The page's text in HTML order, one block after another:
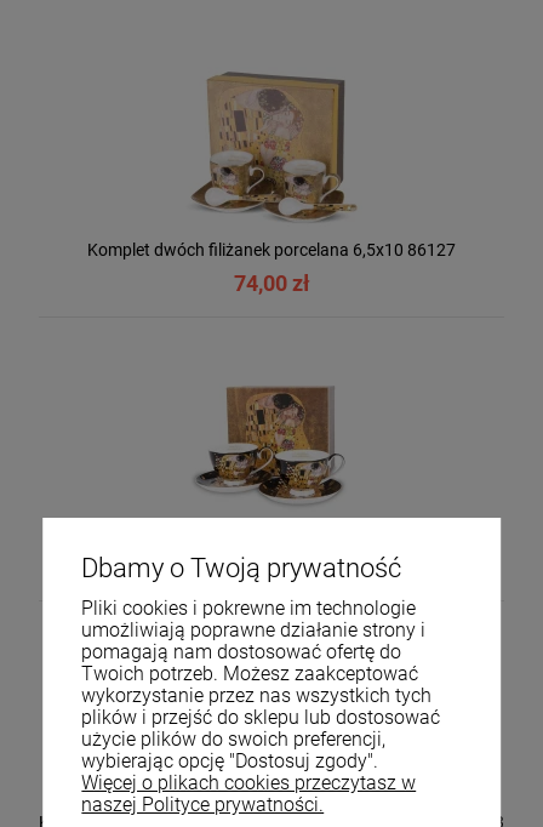
Komplet dwóch filiżanek porcelana 6,5x10 86127
74,00 zł
99,00 zł
Kpl. dwóch kubków porcelana Gustav Klimt 10,5x11,5 130953
Dbamy o Twoją prywatność
Pliki cookies i pokrewne im technologie
umożliwiają poprawne działanie strony i
pomagają nam dostosować ofertę do
Twoich potrzeb. Możesz zaakceptować
wykorzystanie przez nas wszystkich tych
plików i przejść do sklepu lub dostosować
użycie plików do swoich preferencji,
wybierając opcję "Dostosuj zgody".
Więcej o plikach cookies przeczytasz w
naszej Polityce prywatności.